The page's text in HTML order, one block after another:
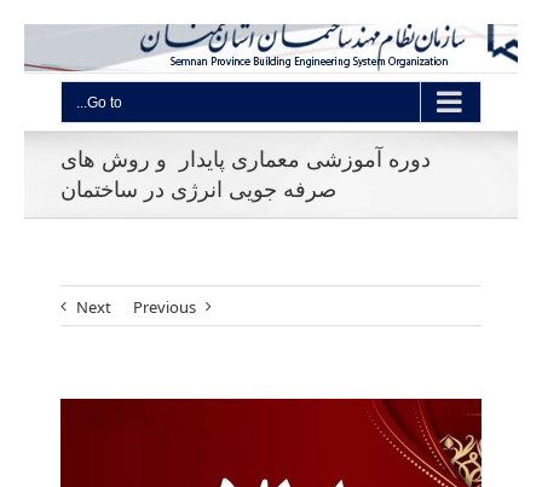
Go to...
دوره آموزشی معماری پایدار و روش های
صرفه جویی انرژی در ساختمان
Previous
Next
View
Larger
Image